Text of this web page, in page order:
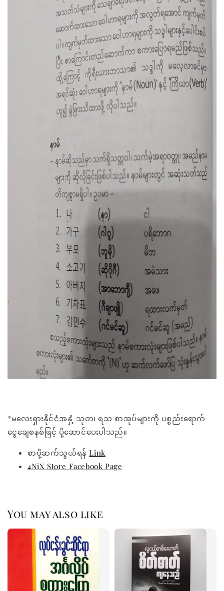
*မလေးရှားနိုင်ငံအနှံ့ သုတ၊ ရသ စာအုပ်များကို ပစ္စည်းရောက်
ငွေချေစနစ်ဖြင့် ပို့ဆောင်ပေးပါသည်။
စာပို့ဆက်သွယ်ရန်Link
4NiX Store Facebook Page
You may also like